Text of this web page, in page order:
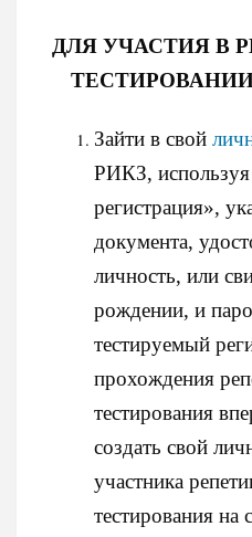
ДЛЯ УЧАСТИЯ В
Зайти в свой
РИКЗ,
регистрация»,
документа,
личность, или
рождении, и
тестируемый
прохождения
тестирования
создать свой
участника
тестирования на